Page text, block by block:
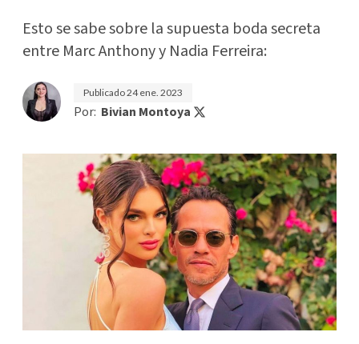
Esto se sabe sobre la supuesta boda secreta
entre Marc Anthony y Nadia Ferreira:
Publicado24 ene. 2023
Por: Bivian Montoya